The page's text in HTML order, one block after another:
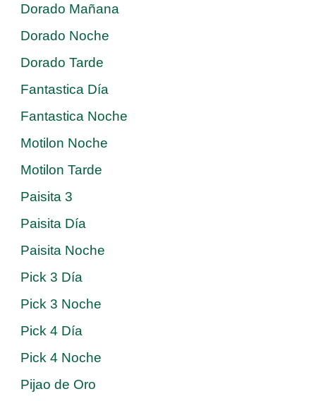
Dorado Mañana
Dorado Noche
Dorado Tarde
Fantastica Día
Fantastica Noche
Motilon Noche
Motilon Tarde
Paisita 3
Paisita Día
Paisita Noche
Pick 3 Día
Pick 3 Noche
Pick 4 Día
Pick 4 Noche
Pijao de Oro